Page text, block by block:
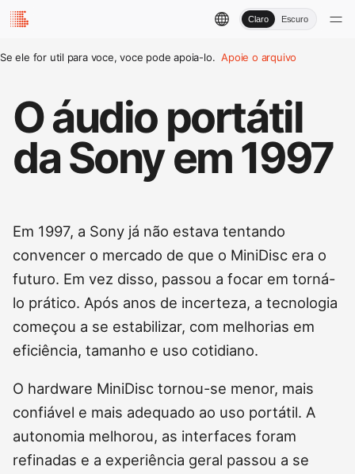
Claro Escuro
Se ele for util para voce, voce pode apoia-lo. Apoie o arquivo
O áudio portátil
da Sony em 1997
Em 1997, a Sony já não estava tentando
convencer o mercado de que o MiniDisc era o
futuro. Em vez disso, passou a focar em torná-
lo prático. Após anos de incerteza, a tecnologia
começou a se estabilizar, com melhorias em
eficiência, tamanho e uso cotidiano.
O hardware MiniDisc tornou-se menor, mais
confiável e mais adequado ao uso portátil. A
autonomia melhorou, as interfaces foram
refinadas e a experiência geral passou a se